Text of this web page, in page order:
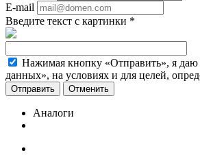
E-mail
Введите текст с картинки *
Нажимая кнопку «Отправить», я даю
данных», на условиях и для целей,
Отменить
Аналоги